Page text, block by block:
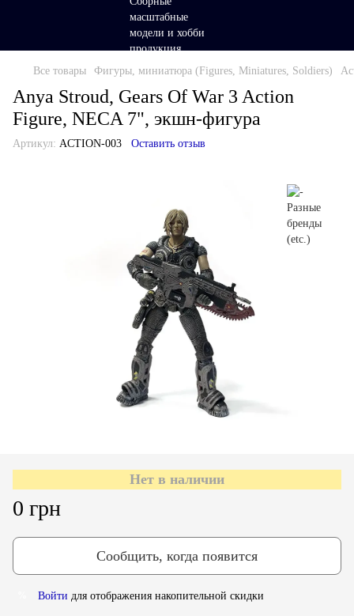
Все товары Фигуры, миниатюра (Figures, Miniatures, Soldiers)
Anya Stroud, Gears Of War 3 Action
Figure, NECA 7", экшн-фигура
Артикул: ACTION-003 Оставить отзыв
Нет в наличии
0 грн
Сообщить, когда появится
Войти для отображения накопительной скидки